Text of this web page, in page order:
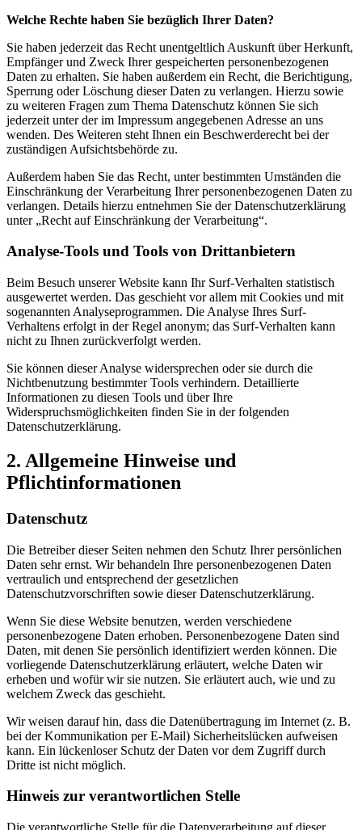
Welche Rechte haben Sie bezüglich Ihrer Daten?
Sie haben jederzeit das Recht unentgeltlich Auskunft über Herkunft,
Empfänger und Zweck Ihrer gespeicherten personenbezogenen
Daten zu erhalten. Sie haben außerdem ein Recht, die Berichtigung,
Sperrung oder Löschung dieser Daten zu verlangen. Hierzu sowie
zu weiteren Fragen zum Thema Datenschutz können Sie sich
jederzeit unter der im Impressum angegebenen Adresse an uns
wenden. Des Weiteren steht Ihnen ein Beschwerderecht bei der
zuständigen Aufsichtsbehörde zu.
Außerdem haben Sie das Recht, unter bestimmten Umständen die
Einschränkung der Verarbeitung Ihrer personenbezogenen Daten zu
verlangen. Details hierzu entnehmen Sie der Datenschutzerklärung
unter „Recht auf Einschränkung der Verarbeitung“.
Analyse-Tools und Tools von Drittanbietern
Beim Besuch unserer Website kann Ihr Surf-Verhalten statistisch
ausgewertet werden. Das geschieht vor allem mit Cookies und mit
sogenannten Analyseprogrammen. Die Analyse Ihres Surf-
Verhaltens erfolgt in der Regel anonym; das Surf-Verhalten kann
nicht zu Ihnen zurückverfolgt werden.
Sie können dieser Analyse widersprechen oder sie durch die
Nichtbenutzung bestimmter Tools verhindern. Detaillierte
Informationen zu diesen Tools und über Ihre
Widerspruchsmöglichkeiten finden Sie in der folgenden
Datenschutzerklärung.
2. Allgemeine Hinweise und
Pflichtinformationen
Datenschutz
Die Betreiber dieser Seiten nehmen den Schutz Ihrer persönlichen
Daten sehr ernst. Wir behandeln Ihre personenbezogenen Daten
vertraulich und entsprechend der gesetzlichen
Datenschutzvorschriften sowie dieser Datenschutzerklärung.
Wenn Sie diese Website benutzen, werden verschiedene
personenbezogene Daten erhoben. Personenbezogene Daten sind
Daten, mit denen Sie persönlich identifiziert werden können. Die
vorliegende Datenschutzerklärung erläutert, welche Daten wir
erheben und wofür wir sie nutzen. Sie erläutert auch, wie und zu
welchem Zweck das geschieht.
Wir weisen darauf hin, dass die Datenübertragung im Internet (z. B.
bei der Kommunikation per E-Mail) Sicherheitslücken aufweisen
kann. Ein lückenloser Schutz der Daten vor dem Zugriff durch
Dritte ist nicht möglich.
Hinweis zur verantwortlichen Stelle
Die verantwortliche Stelle für die Datenverarbeitung auf dieser